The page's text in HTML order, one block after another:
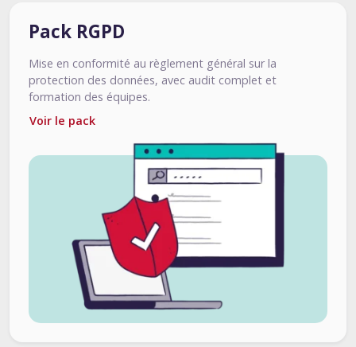
Pack RGPD
Mise en conformité au règlement général sur la
protection des données, avec audit complet et
formation des équipes.
Voir le pack